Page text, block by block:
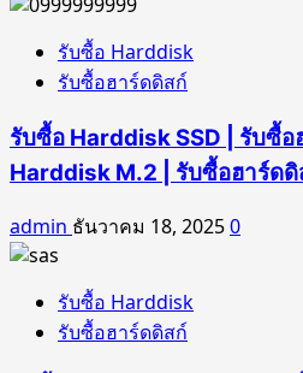
รับซื้อ Harddisk
รับซื้อฮาร์ดดิสก์
รับซื้อ Harddisk SSD | รับซื้อ
Harddisk M.2 | รับซื้อฮาร์ดดิ
admin ธันวาคม 18, 20250
รับซื้อ Harddisk
รับซื้อฮาร์ดดิสก์